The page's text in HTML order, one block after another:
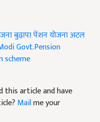
बुढ़ापा पेंशन योजनाअटल
Govt.Pension
scheme
this article and have
Mailme your